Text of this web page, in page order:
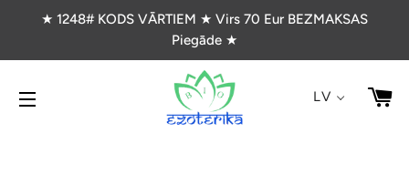
★ 1248# KODS VĀRTIEM ★ Virs 70 Eur BEZMAKSAS
Piegāde ★
VIETNES NAVIGĀCIJA
LV